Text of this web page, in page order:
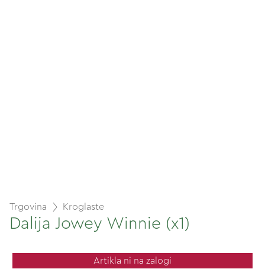
Trgovina Kroglaste
Dalija Jowey Winnie (x1)
Artikla ni na zalogi